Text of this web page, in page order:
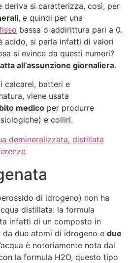
deriva si caratterizza, così, per
, e quindi per una
bassa o addirittura pari a 0.
acido, si parla infatti di valori
si evince da questi numeri?
all’assunzione giornaliera.
calcarei, batteri e
viene usata
medico per produrre
e colliri.
demineralizzata, distillata
di idrogeno) non ha
distillata: la formula
infatti di un composto in
due atomi di idrogeno e due
è notoriamente nota dal
la formula H2O, questo tipo